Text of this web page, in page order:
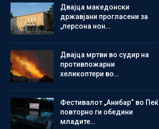
Двајца македонски
државјани прогласени за
„персона нон…
Двајца мртви во судир на
противпожарни
хеликоптери во…
Фестивалот „Анибар“ во Пеќ
повторно ги обедини
младите…